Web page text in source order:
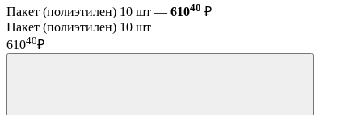
Пакет (полиэтилен) 10 шт — 61040 ₽
Пакет (полиэтилен) 10 шт
61040₽